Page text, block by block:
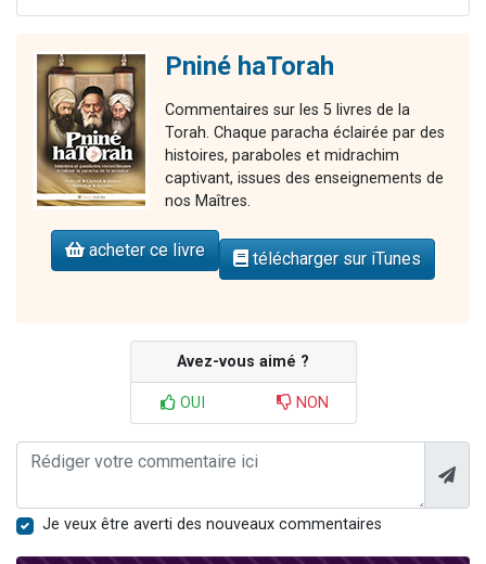
Pniné haTorah
Commentaires sur les 5 livres de la
Torah. Chaque paracha éclairée par des
histoires, paraboles et midrachim
captivant, issues des enseignements de
nos Maîtres.
acheter ce livre télécharger sur iTunes
Avez-vous aimé ?
OUI NON
Je veux être averti des nouveaux commentaires